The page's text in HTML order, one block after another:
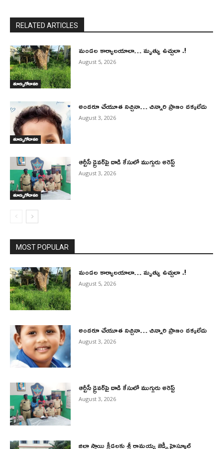
RELATED ARTICLES
తూర్పుగోదావరి
మండల కార్యాలయాలా… మృత్యు ఉచ్చులా .!
August 5, 2026
తూర్పుగోదావరి
అందరూ చేయూత నిచ్చినా… చిన్నారి ప్రాణం దక్కలేదు
August 3, 2026
తూర్పుగోదావరి
ఆర్టీసీ డ్రైవర్‌పై దాడి కేసులో ముగ్గురు అరెస్ట్
August 3, 2026
MOST POPULAR
మండల కార్యాలయాలా… మృత్యు ఉచ్చులా .!
August 5, 2026
అందరూ చేయూత నిచ్చినా… చిన్నారి ప్రాణం దక్కలేదు
August 3, 2026
ఆర్టీసీ డ్రైవర్‌పై దాడి కేసులో ముగ్గురు అరెస్ట్
August 3, 2026
జిల్లా స్థాయి క్రీడలకు శ్రీ రామయ్య జెడ్పీ హైస్కూల్